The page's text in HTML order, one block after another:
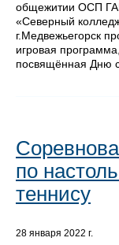
общежитии ОСП
«Северный
г.Медвежьегорск
игровая программа,
посвящённая Дню
по
теннису
28 января 2022 г.